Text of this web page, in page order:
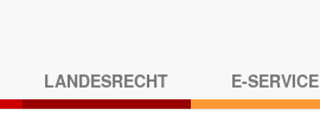
LANDESRECHT E-SERVICE